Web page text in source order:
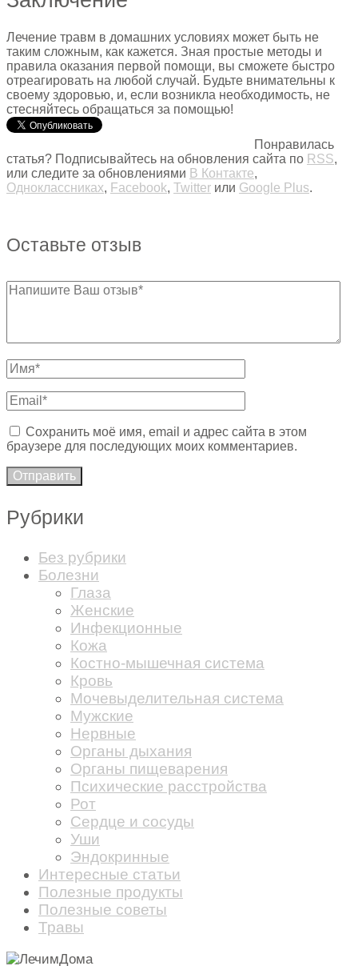
Лечение травм в домашних условиях может быть не
таким сложным, как кажется. Зная простые методы и
правила оказания первой помощи, вы сможете быстро
отреагировать на любой случай. Будьте внимательны к
своему здоровью, и, если возникла необходимость, не
стесняйтесь обращаться за помощью!
Понравилась
статья? Подписывайтесь на обновления сайта по RSS,
или следите за обновлениями В Контакте,
Одноклассниках, Facebook, Twitter или Google Plus.
Оставьте отзыв
Сохранить моё имя, email и адрес сайта в этом
браузере для последующих моих комментариев.
Рубрики
Без рубрики
Болезни
Глаза
Женские
Инфекционные
Кожа
Костно-мышечная система
Кровь
Мочевыделительная система
Мужские
Нервные
Органы дыхания
Органы пищеварения
Психические расстройства
Рот
Сердце и сосуды
Уши
Эндокринные
Интересные статьи
Полезные продукты
Полезные советы
Травы